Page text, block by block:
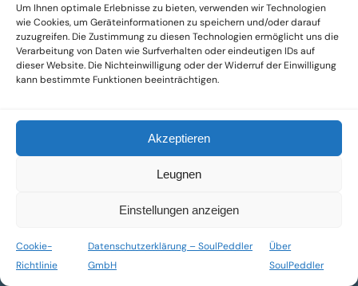
Um Ihnen optimale Erlebnisse zu bieten, verwenden wir Technologien
wie Cookies, um Geräteinformationen zu speichern und/oder darauf
zuzugreifen. Die Zustimmung zu diesen Technologien ermöglicht uns die
Verarbeitung von Daten wie Surfverhalten oder eindeutigen IDs auf
dieser Website. Die Nichteinwilligung oder der Widerruf der Einwilligung
kann bestimmte Funktionen beeinträchtigen.
Akzeptieren
Leugnen
Einstellungen anzeigen
Cookie-
Richtlinie
Datenschutzerklärung – SoulPeddler
GmbH
Über
SoulPeddler
Wir bieten eine breite Auswahl an sowohl hochgradig
sammelwürdigen als auch Mainstream-Titeln und -Formaten auf
Vinyl, CD und weiteren Medien.
Sowohl neue als auch gebrauchte, nach Zustand bewertete
Wir setzen uns leidenschaftlich für unabhängige Künstler und
Labels ein und bieten hochwertige, maßgeschneiderte Lösungen
aus über 30 Jahren Erfahrung in der Musikindustrie.
SoulPeddler Mailorder, Records & Vinyl Production – DUBOX –
Nettirock – Nice Guy Records – MOVA Museum of Vinyl Arts
© 2025 SoulPeddler GmbH®